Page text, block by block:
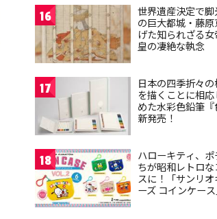
16
世界遺産決定で
の巨大都城・藤
げた知られざる
皇の凄絶な執念
17
日本の四季折々
を描くことに相
めた水彩色鉛筆
新発売！
18
ハローキティ、
ちが昭和レトロ
スに！「サンリ
ーズ コインケー